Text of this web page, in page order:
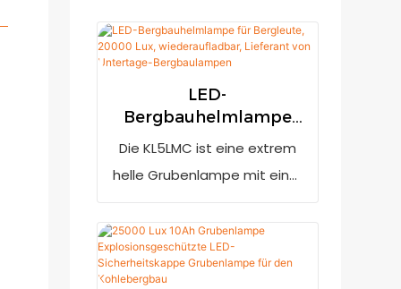
LED-
Bergbauhelmlampe
für Bergleute, 20000
Lieferant von
Bergbaulampen
Die KL5LMC ist eine extrem
helle Grubenlampe mit einer
Eine Anzeige für niedrigen
Akkustand erinnert den
Benutzer daran, die Lampe